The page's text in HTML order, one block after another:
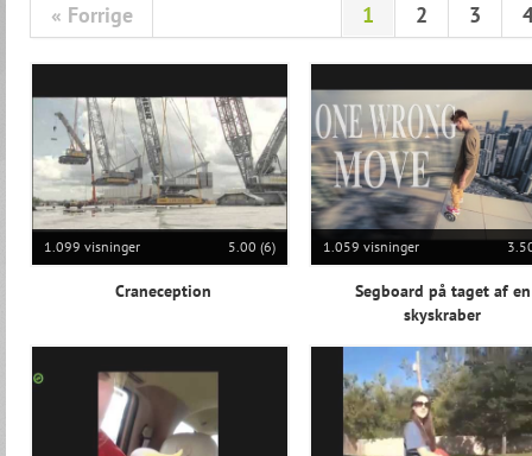
« Forrige 1 2 3
1.099 visninger 5.00 (6)
Craneception
1.059 visninger
Segboard på taget af en
skyskraber